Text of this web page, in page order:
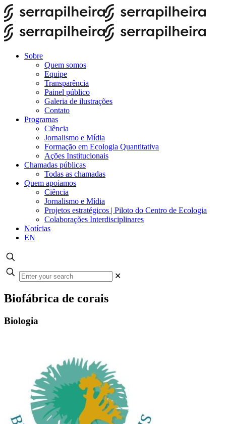
Sobre
Quem somos
Equipe
Transparência
Painel público
Galeria de ilustrações
Contato
Programas
Ciência
Jornalismo e Mídia
Formação em Ecologia Quantitativa
Ações Institucionais
Chamadas públicas
Todas as chamadas
Quem apoiamos
Ciência
Jornalismo e Mídia
Projetos estratégicos | Piloto do Centro de Ecologia
Colaborações Interdisciplinares
Notícias
EN
✕
Biofábrica de corais
Biologia